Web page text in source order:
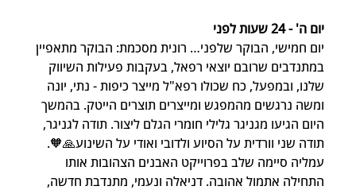
יום ה' - 24 שעות לפני
יום חמישי, הבוקר שלפני… רונית מסכמת: הבוקר מתאפיין
במתנדבים שרובם יוצאי רפאל, בעקבות פעילות השיווק
שלנו, ובמפעל, כח שכולו רפא"ל מייצר כיפות - נתי, יונה
ומשה נרגשים מהמפגש ומייצרים תוצרים הייטק. בהמשך
היום הגיעו מגניגר גלילי חומרי הגלם ליצור. תודה לגניגר,
תודה שני וורדית על הסיוע ולדובי ואודי על השינוע🙏🧡.
עמליה סיימה שלב בפרוייקט האבנים הצהובות אותו
התחילה אתמול אהובה. דניאלה ונעמי, מתנדבת חדשה,